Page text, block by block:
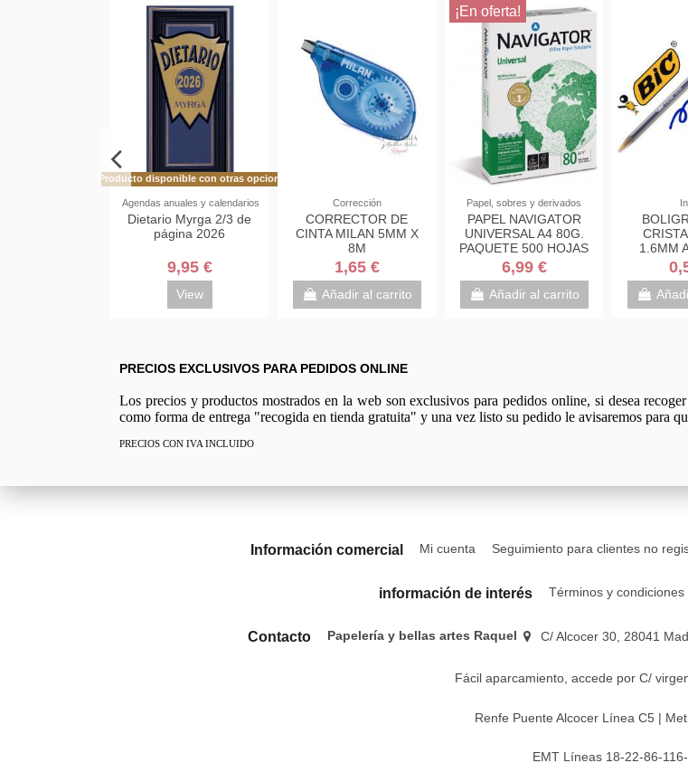
Producto disponible con otras opciones
Agendas anuales y calendarios
Dietario Myrga 2/3 de
página 2026
9,95 €
View
Corrección
CORRECTOR DE
CINTA MILAN 5MM X
8M
1,65 €
Añadir al carrito
¡En oferta!
Papel, sobres y derivados
PAPEL NAVIGATOR
UNIVERSAL A4 80G.
PAQUETE 500 HOJAS
6,99 €
Añadir al carrito
1.6MM
PRECIOS EXCLUSIVOS PARA PEDIDOS ONLINE
Los precios y productos mostrados en la web son exclusivos para pedidos online, si desea
como forma de entrega "recogida en tienda gratuita" y una vez listo su pedido le avisaremos para
PRECIOS CON IVA INCLUIDO
Información comercial Mi cuenta Seguimiento para clientes no
información de interés Términos y condiciones
Contacto Papelería y bellas artes Raquel C/ Alcocer 30, 28041
Fácil aparcamiento, accede por C/
Renfe Puente Alcocer Línea C5 |
EMT Líneas 18-22-86-